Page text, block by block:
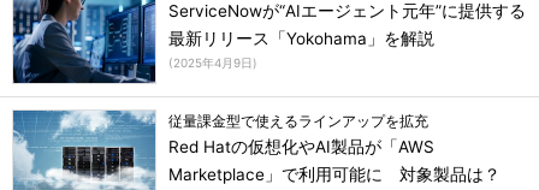
ServiceNowが“AIエージェント元年”に提供する
最新リリース「Yokohama」を解説
(2025年4月9日)
従量課金型で使えるラインアップを拡充
Red Hatの仮想化やAI製品が「AWS
Marketplace」で利用可能に 対象製品は？